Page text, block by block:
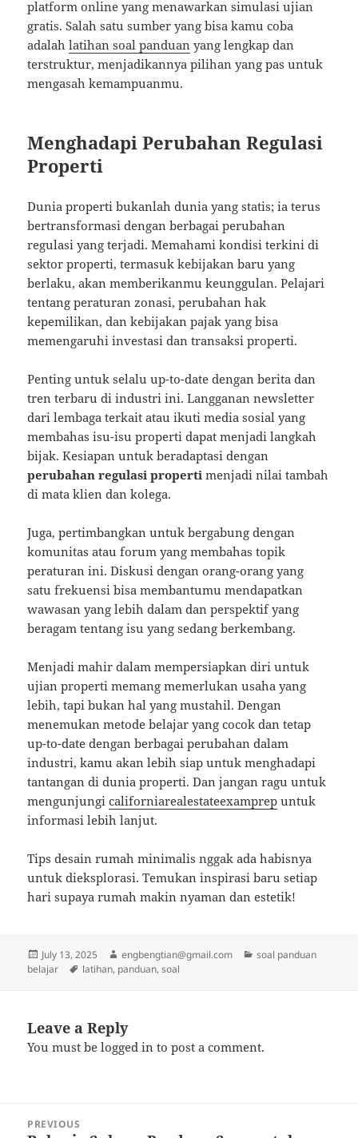
platform online yang menawarkan simulasi ujian
gratis. Salah satu sumber yang bisa kamu coba
adalahlatihan soal panduan yang lengkap dan
terstruktur, menjadikannya pilihan yang pas untuk
mengasah kemampuanmu.
Menghadapi Perubahan Regulasi
Properti
Dunia properti bukanlah dunia yang statis; ia terus
bertransformasi dengan berbagai perubahan
regulasi yang terjadi. Memahami kondisi terkini di
sektor properti, termasuk kebijakan baru yang
berlaku, akan memberikanmu keunggulan. Pelajari
tentang peraturan zonasi, perubahan hak
kepemilikan, dan kebijakan pajak yang bisa
memengaruhi investasi dan transaksi properti.
Penting untuk selalu up-to-date dengan berita dan
tren terbaru di industri ini. Langganan newsletter
dari lembaga terkait atau ikuti media sosial yang
membahas isu-isu properti dapat menjadi langkah
bijak. Kesiapan untuk beradaptasi dengan
perubahan regulasi properti menjadi nilai tambah
di mata klien dan kolega.
Juga, pertimbangkan untuk bergabung dengan
komunitas atau forum yang membahas topik
peraturan ini. Diskusi dengan orang-orang yang
satu frekuensi bisa membantumu mendapatkan
wawasan yang lebih dalam dan perspektif yang
beragam tentang isu yang sedang berkembang.
Menjadi mahir dalam mempersiapkan diri untuk
ujian properti memang memerlukan usaha yang
lebih, tapi bukan hal yang mustahil. Dengan
menemukan metode belajar yang cocok dan tetap
up-to-date dengan berbagai perubahan dalam
industri, kamu akan lebih siap untuk menghadapi
tantangan di dunia properti. Dan jangan ragu untuk
mengunjungicaliforniarealestateexamprep untuk
informasi lebih lanjut.
Tips desain rumah minimalis nggak ada habisnya
untuk dieksplorasi. Temukan inspirasi baru setiap
hari supaya rumah makin nyaman dan estetik!
Posted
on
July 13, 2025 Author
engbengtian@gmail.com Categories
soal panduan
belajar
Tags
latihan, panduan,soal
Leave a Reply
You must belogged in to post a comment.
navigation
PREVIOUS